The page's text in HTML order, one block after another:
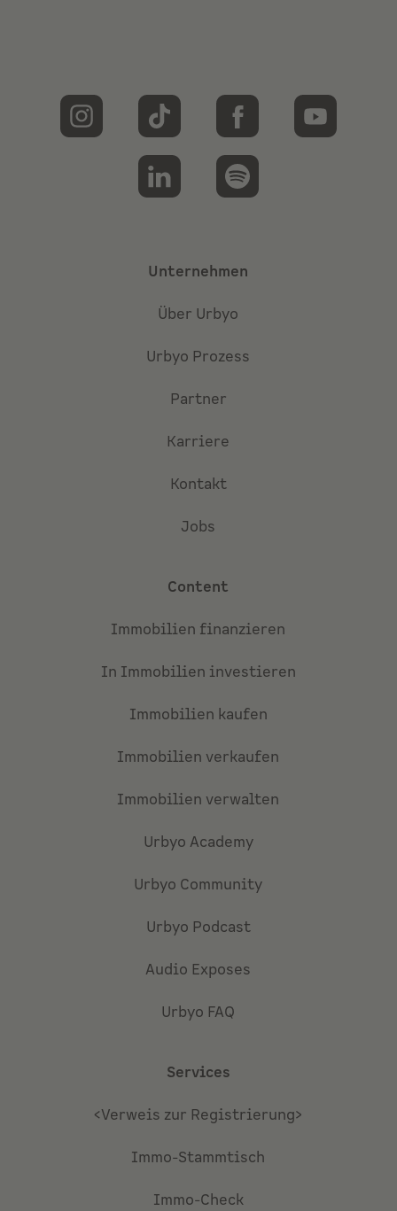
Unternehmen
Über Urbyo
Urbyo Prozess
Partner
Karriere
Kontakt
Jobs
Content
Immobilien finanzieren
In Immobilien investieren
Immobilien kaufen
Immobilien verkaufen
Immobilien verwalten
Urbyo Academy
Urbyo Community
Urbyo Podcast
Audio Exposes
Urbyo FAQ
Services
<Verweis zur Registrierung>
Immo-Stammtisch
Immo-Check